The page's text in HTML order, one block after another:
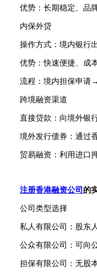
优势：长期稳定、品牌
内保外贷
操作方式：境内银行出
优势：快速便捷、成本
流程：境内担保申请→
跨境融资渠道
直接贷款：向境外银行
境外发行债券：通过香
贸易融资：利用进口押
注册香港融资公司 的
公司类型选择
私人有限公司：股东人
公众有限公司：可向公
担保有限公司：无股本